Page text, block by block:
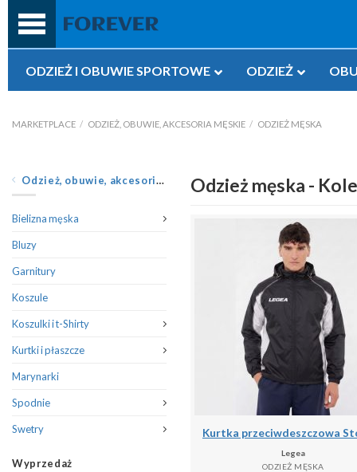
treści
ODZIEŻ I OBUWIE SPORTOWE ODZIEŻ
MARKETPLACE / ODZIEŻ, OBUWIE, AKCESORIA MĘSKIE / ODZIEŻ MĘSKA
Odzież, obuwie, akcesoria męskie
Bielizna męska
Bluzy
Garnitury
Koszule
Koszulki i t-Shirty
Kurtki i płaszcze
Marynarki
Spodnie
Swetry
Wyprzedaż
Odzież męska -
Legea
ODZIEŻ MĘSKA